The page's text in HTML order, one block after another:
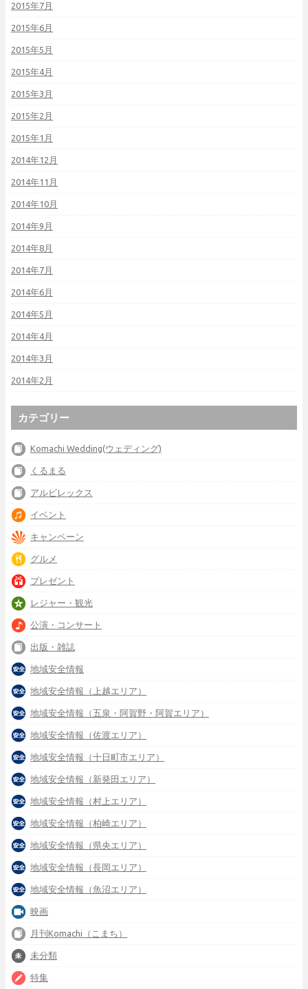
2015年7月
2015年6月
2015年5月
2015年4月
2015年3月
2015年2月
2015年1月
2014年12月
2014年11月
2014年10月
2014年9月
2014年8月
2014年7月
2014年6月
2014年5月
2014年4月
2014年3月
2014年2月
カテゴリー
Komachi Wedding(ウェディング)
くるまる
アルビレックス
イベント
キャンペーン
グルメ
プレゼント
レジャー・観光
公演・コンサート
出版・雑誌
地域安全情報
地域安全情報（上越エリア）
地域安全情報（五泉・阿賀野・阿賀エリア）
地域安全情報（佐渡エリア）
地域安全情報（十日町市エリア）
地域安全情報（新発田エリア）
地域安全情報（村上エリア）
地域安全情報（柏崎エリア）
地域安全情報（県央エリア）
地域安全情報（長岡エリア）
地域安全情報（魚沼エリア）
映画
月刊Komachi（こまち）
未分類
特集